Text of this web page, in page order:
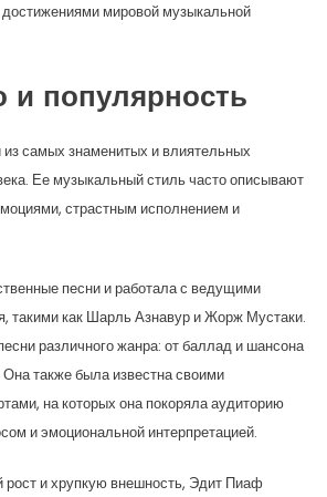
мировой музыкальной
и популярность
самых знаменитых и влиятельных
Ее музыкальный стиль часто описывают
страстным исполнением и
песни и работала с ведущими
такими как Шарль Азнавур и Жорж Мустаки.
различного жанра: от баллад и шансона
также была известна своими
на которых она покоряла аудиторию
и эмоциональной интерпретацией.
и хрупкую внешность, Эдит Пиаф